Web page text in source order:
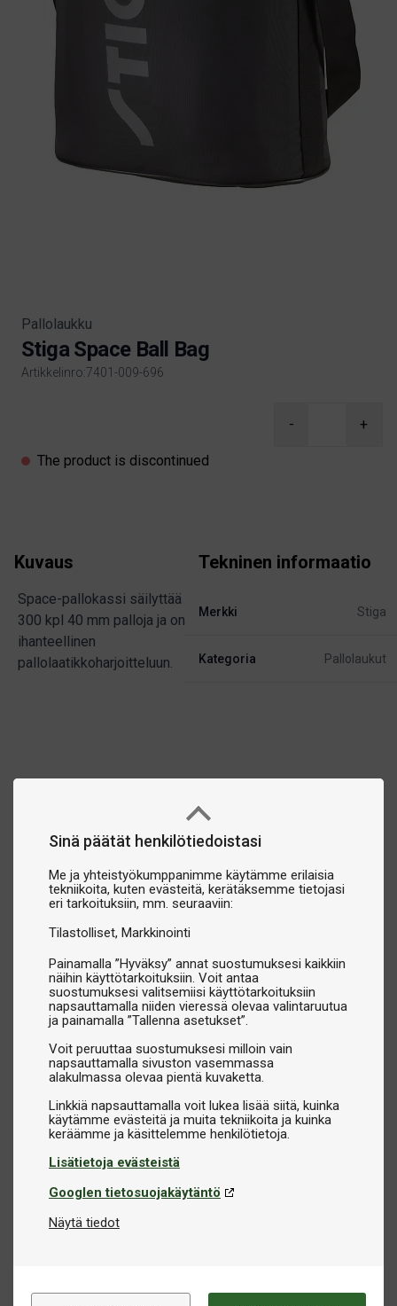
Sinä päätät henkilötiedoistasi
Me ja yhteistyökumppanimme käytämme erilaisia
tekniikoita, kuten evästeitä, kerätäksemme tietojasi
eri tarkoituksiin, mm. seuraaviin:
Tilastolliset Markkinointi
Painamalla ”Hyväksy” annat suostumuksesi kaikkiin
näihin käyttötarkoituksiin. Voit antaa
suostumuksesi valitsemiisi käyttötarkoituksiin
napsauttamalla niiden vieressä olevaa valintaruutua
ja painamalla ”Tallenna asetukset”.
Voit peruuttaa suostumuksesi milloin vain
napsauttamalla sivuston vasemmassa
alakulmassa olevaa pientä kuvaketta.
Linkkiä napsauttamalla voit lukea lisää siitä, kuinka
käytämme evästeitä ja muita tekniikoita ja kuinka
Lisätietoja evästeistä
Googlen tietosuojakäytäntö
Näytä tiedot
Pallolaukku
Stiga Space Ball Bag
Artikkelinro:7401-009-696
- +
The product is discontinued
Kuvaus
Space-pallokassi säilyttää
300 kpl 40 mm palloja ja on
ihanteellinen
pallolaatikkoharjoitteluun.
Tekninen informaatio
Merkki Stiga
Kategoria Pallolaukut